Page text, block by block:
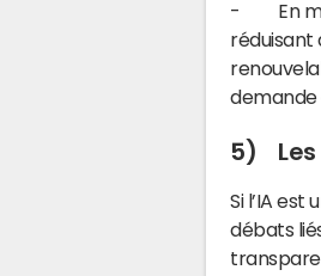
- En
réduisant
demande
5) Les
Si l’IA
débats